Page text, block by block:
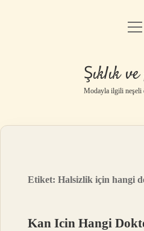
Gizlilik
Yasal
Şıklık
Modayla ilgili neşeli
Etiket:Halsizlik için hangi
Kan Icin Hangi